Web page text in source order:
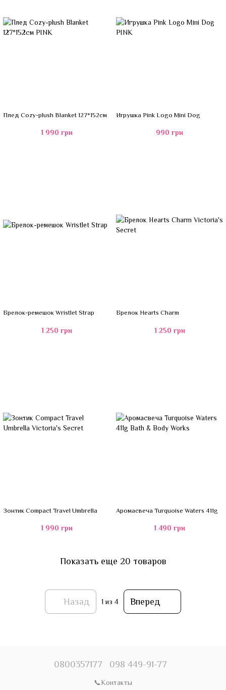
Плед Cozy-plush Blanket 127*152см
1 990 грн
Игрушка Pink Logo Mini Dog
990 грн
Брелок-ремешок Wristlet Strap
1 250 грн
Брелок Hearts Charm
1 250 грн
Зонтик Compact Travel Umbrella
1 990 грн
Аромасвеча Turquoise Waters 411g
1 490 грн
Показать еще 20 товаров
Назад 1 из 4 Вперед
0800357177 098 449-91-77
📞Контакты